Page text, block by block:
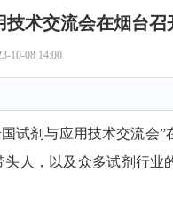
术交流会在烟台召
10-08 14:00
试剂与应用技术交流会
人，以及众多试剂行业